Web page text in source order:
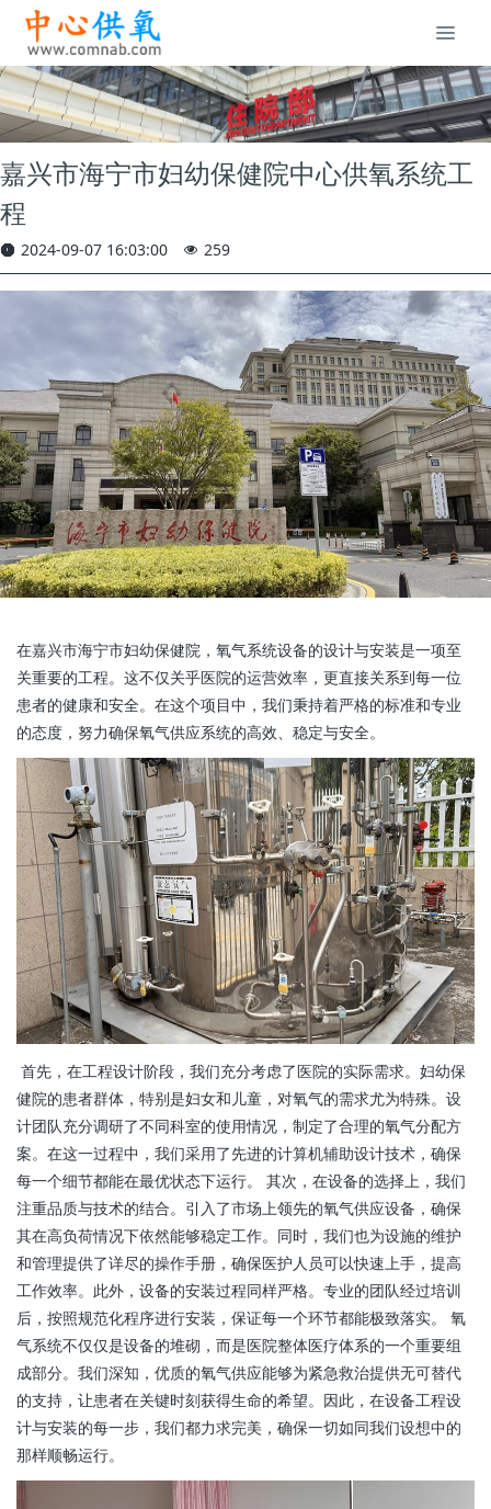
嘉兴市海宁市妇幼保健院中心供氧系统工
程
2024-09-07 16:03:00 259
在嘉兴市海宁市妇幼保健院，氧气系统设备的设计与安装是一项至
关重要的工程。这不仅关乎医院的运营效率，更直接关系到每一位
患者的健康和安全。在这个项目中，我们秉持着严格的标准和专业
的态度，努力确保氧气供应系统的高效、稳定与安全。
首先，在工程设计阶段，我们充分考虑了医院的实际需求。妇幼保
健院的患者群体，特别是妇女和儿童，对氧气的需求尤为特殊。设
计团队充分调研了不同科室的使用情况，制定了合理的氧气分配方
案。在这一过程中，我们采用了先进的计算机辅助设计技术，确保
每一个细节都能在最优状态下运行。 其次，在设备的选择上，我们
注重品质与技术的结合。引入了市场上领先的氧气供应设备，确保
其在高负荷情况下依然能够稳定工作。同时，我们也为设施的维护
和管理提供了详尽的操作手册，确保医护人员可以快速上手，提高
工作效率。此外，设备的安装过程同样严格。专业的团队经过培训
后，按照规范化程序进行安装，保证每一个环节都能极致落实。 氧
气系统不仅仅是设备的堆砌，而是医院整体医疗体系的一个重要组
成部分。我们深知，优质的氧气供应能够为紧急救治提供无可替代
的支持，让患者在关键时刻获得生命的希望。因此，在设备工程设
计与安装的每一步，我们都力求完美，确保一切如同我们设想中的
那样顺畅运行。